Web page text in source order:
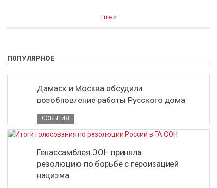
Ещё
ПОПУЛЯРНОЕ
Дамаск и Москва обсудили
возобновление работы Русского дома
СОБЫТИЯ
Генассамблея ООН приняла
резолюцию по борьбе с героизацией
нацизма